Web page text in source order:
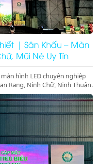
| Sân Khấu – Màn
Mũi Né Uy Tín
hình LED chuyên nghiệp
Rang, Ninh Chữ, Ninh Thuận.
Gọi ngay!